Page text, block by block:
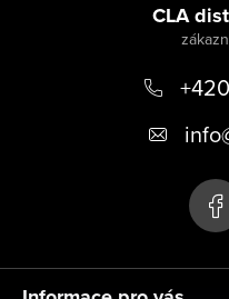
CLA
info